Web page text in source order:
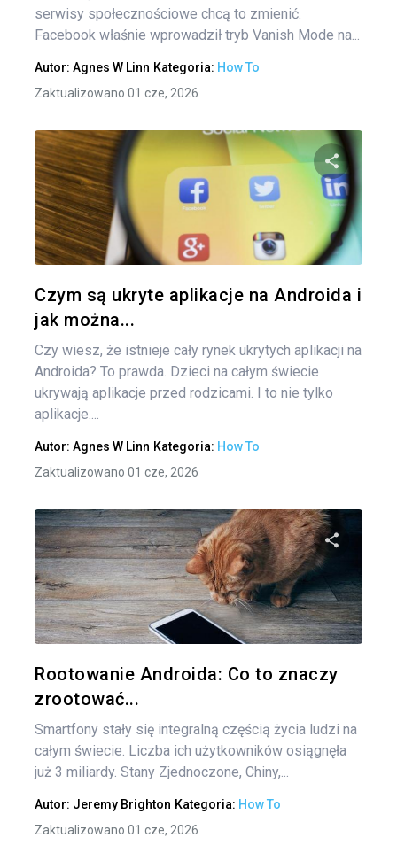
serwisy społecznościowe chcą to zmienić.
Facebook właśnie wprowadził tryb Vanish Mode na...
Autor: Agnes W Linn Kategoria: How To
Zaktualizowano 01 cze, 2026
Czym są ukryte aplikacje na Androida i
jak można...
Czy wiesz, że istnieje cały rynek ukrytych aplikacji na
Androida? To prawda. Dzieci na całym świecie
ukrywają aplikacje przed rodzicami. I to nie tylko
aplikacje....
Autor: Agnes W Linn Kategoria: How To
Zaktualizowano 01 cze, 2026
Rootowanie Androida: Co to znaczy
zrootować...
Smartfony stały się integralną częścią życia ludzi na
całym świecie. Liczba ich użytkowników osiągnęła
już 3 miliardy. Stany Zjednoczone, Chiny,...
Autor: Jeremy Brighton Kategoria: How To
Zaktualizowano 01 cze, 2026